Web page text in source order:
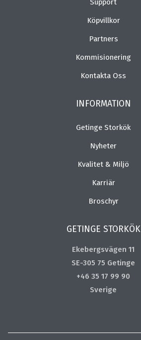
Support
Köpvillkor
Partners
Kommisionering
Kontakta Oss
INFORMATION
Getinge Storkök
Nyheter
Kvalitet & Miljö
Karriär
Broschyr
GETINGE STORKÖK
Ekebergsvägen 11
SE-305 75 Getinge
+46 35 17 99 90
Sverige